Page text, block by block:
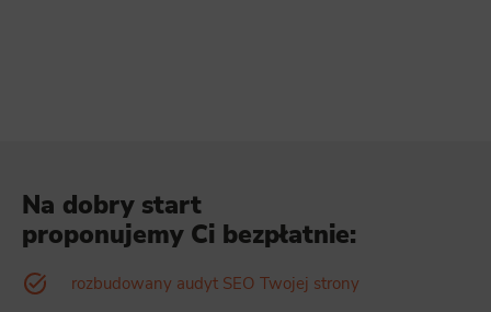
Na dobry start
proponujemy Ci bezpłatnie:
rozbudowany audyt SEO Twojej strony